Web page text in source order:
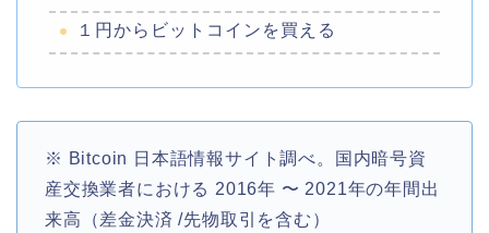
１円からビットコインを買える
※ Bitcoin 日本語情報サイト調べ。国内暗号資
産交換業者における 2016年 〜 2021年の年間出
来高（差金決済 /先物取引を含む）